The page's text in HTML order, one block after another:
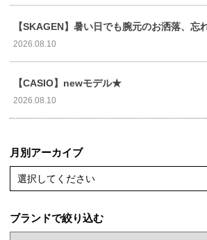
【SKAGEN】暑い日でも腕元のお洒落、忘
2026.08.10
【CASIO】newモデル★
2026.08.10
月別アーカイブ
選択してください
ブランドで絞り込む